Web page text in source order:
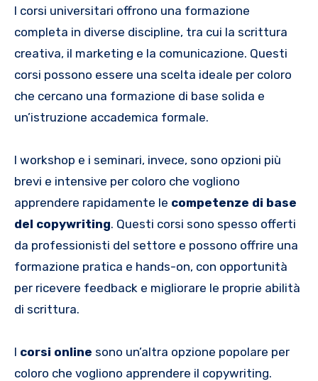
I corsi universitari offrono una formazione
completa in diverse discipline, tra cui la scrittura
creativa, il marketing e la comunicazione. Questi
corsi possono essere una scelta ideale per coloro
che cercano una formazione di base solida e
un’istruzione accademica formale.
I workshop e i seminari, invece, sono opzioni più
brevi e intensive per coloro che vogliono
apprendere rapidamente le competenze di base
del copywriting. Questi corsi sono spesso offerti
da professionisti del settore e possono offrire una
formazione pratica e hands-on, con opportunità
per ricevere feedback e migliorare le proprie abilità
di scrittura.
I corsi online sono un’altra opzione popolare per
coloro che vogliono apprendere il copywriting.